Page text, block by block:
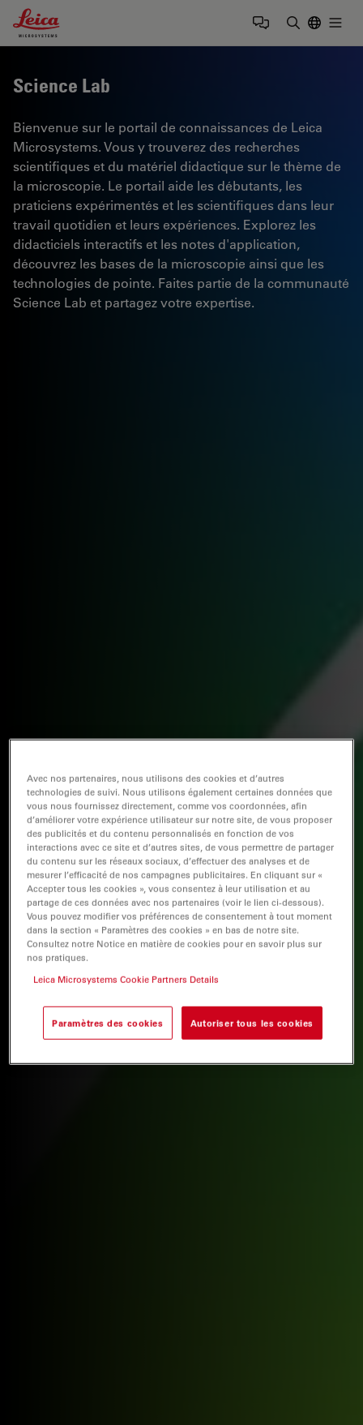
Leica Microsystems Logo
Science Lab
Bienvenue sur le portail de connaissances de Leica
Microsystems. Vous y trouverez des recherches
scientifiques et du matériel didactique sur le thème de
la microscopie. Le portail aide les débutants, les
praticiens expérimentés et les scientifiques dans leur
travail quotidien et leurs expériences. Explorez les
didacticiels interactifs et les notes d'application,
découvrez les bases de la microscopie ainsi que les
technologies de pointe. Faites partie de la communauté
Science Lab et partagez votre expertise.
Avec nos partenaires, nous utilisons des cookies et d’autres
technologies de suivi. Nous utilisons également certaines données que
vous nous fournissez directement, comme vos coordonnées, afin
d’améliorer votre expérience utilisateur sur notre site, de vous proposer
des publicités et du contenu personnalisés en fonction de vos
interactions avec ce site et d’autres sites, de vous permettre de partager
du contenu sur les réseaux sociaux, d’effectuer des analyses et de
mesurer l’efficacité de nos campagnes publicitaires. En cliquant sur «
Accepter tous les cookies », vous consentez à leur utilisation et au
partage de ces données avec nos partenaires (voir le lien ci-dessous).
Vous pouvez modifier vos préférences de consentement à tout moment
dans la section « Paramètres des cookies » en bas de notre site.
Consultez notre Notice en matière de cookies pour en savoir plus sur
nos pratiques.
Leica Microsystems Cookie Partners Details
Paramètres des cookies Autoriser tous les cookies